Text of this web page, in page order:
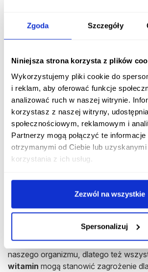
Zgoda Szczegóły
Niniejsza strona korzysta z plików
Wykorzystujemy pliki cookie do
i reklam, aby oferować funkcje
analizować ruch w naszej witrynie.
korzystasz z naszej witryny,
społecznościowym, reklamowym i
Partnerzy mogą połączyć te
otrzymanymi od Ciebie lub
korzystania z ich usług.
Zezwól na wszystkie
Spersonalizuj
dorośli mężczyźni powyżej 19.
mg/dzień;
mg/dzień;
kobiety w ciąży:
80-85 mg/dzień;
kobiety karmiące piersią:115-120
Warto pamiętać, że te wartości są
rzeczywiste zapotrzebowanie
różnych osób. Badania wskazują, że
Cprzyjmowana przez osoby palące
nałogu. Także w przypadkuchorób,
intensywnego wysiłku fizycznego,
na witaminę C może być wyższe.
Jakie są objawy niedoboru
Każda witamina jest niezbędna do
naszego organizmu, dlatego też
witamin mogą stanowić zagrożenie